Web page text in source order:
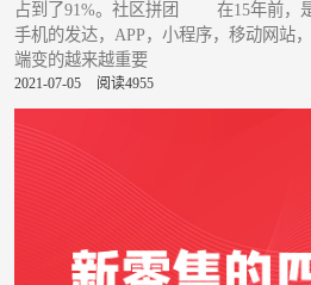
占到了91%。社区拼团 在15年前，
手机的发达，APP，小程序，移动网站
端变的越来越重要
2021-07-05 阅读4955